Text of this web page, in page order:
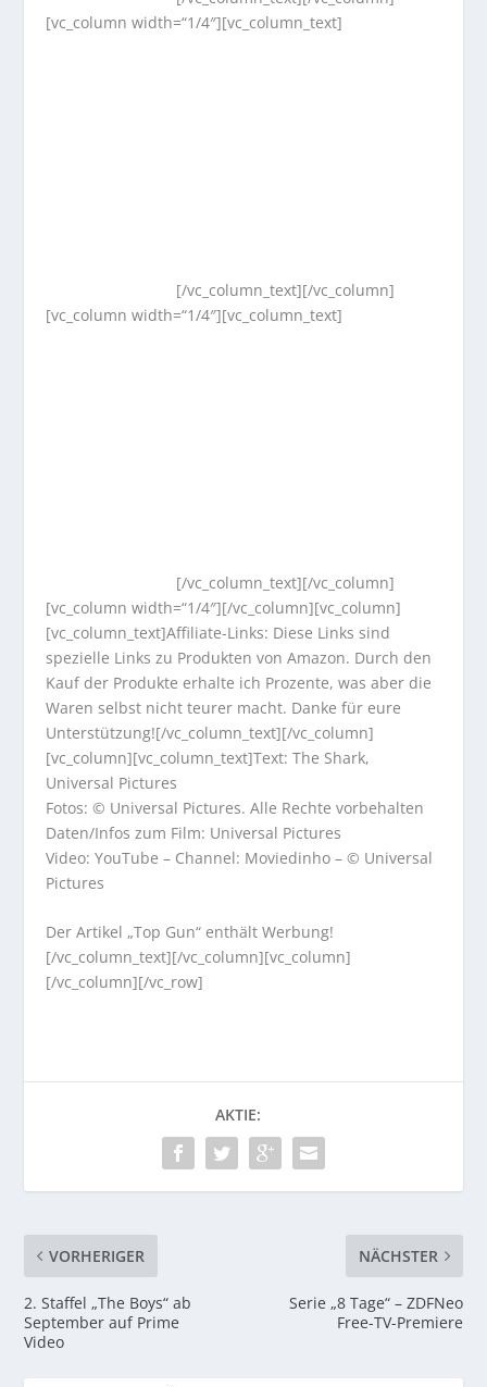
[vc_column width=“1/4″][vc_column_text]
[/vc_column_text][/vc_column]
[vc_column width=“1/4″][vc_column_text]
[/vc_column_text][/vc_column]
[vc_column width=“1/4″][/vc_column][vc_column]
[vc_column_text]Affiliate-Links: Diese Links sind
spezielle Links zu Produkten von Amazon. Durch den
Kauf der Produkte erhalte ich Prozente, was aber die
Waren selbst nicht teurer macht. Danke für eure
Unterstützung![/vc_column_text][/vc_column]
[vc_column][vc_column_text]Text: The Shark,
Universal Pictures
Fotos: © Universal Pictures. Alle Rechte vorbehalten
Daten/Infos zum Film: Universal Pictures
Video: YouTube – Channel: Moviedinho – © Universal
Pictures
Der Artikel „Top Gun“ enthält Werbung!
[/vc_column_text][/vc_column][vc_column]
[/vc_column][/vc_row]
AKTIE:
VORHERIGER
2. Staffel „The Boys“ ab
September auf Prime
Video
NÄCHSTER
Serie „8 Tage“ – ZDFNeo
Free-TV-Premiere